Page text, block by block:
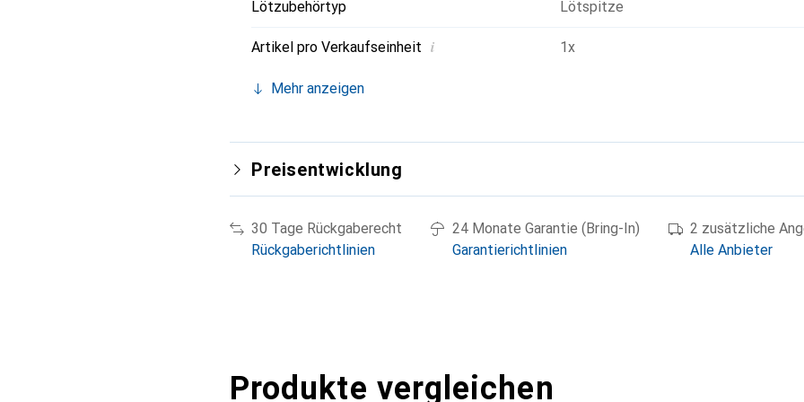
Lötzubehörtyp Lötspitze
Artikel pro Verkaufseinheit i 1x
Mehr anzeigen
Preisentwicklung
30 Tage Rückgaberecht
Rückgaberichtlinien
24 Monate Garantie (Bring-In)
Garantierichtlinien
2 zusätzliche
Alle Anbieter
Produkte vergleichen